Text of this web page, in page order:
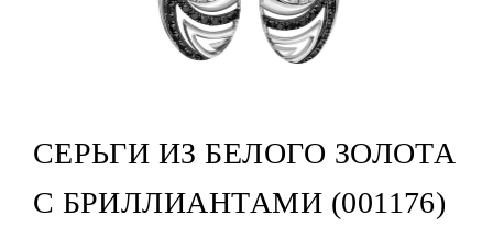
СЕРЬГИ ИЗ БЕЛОГО ЗОЛОТА
С БРИЛЛИАНТАМИ (001176)